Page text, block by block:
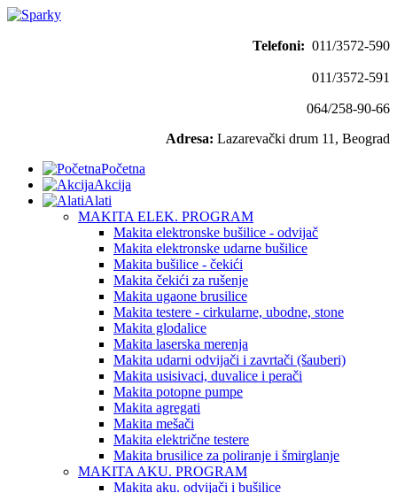
Telefoni: 011/3572-590
011/3572-591
064/258-90-66
Adresa: Lazarevački drum 11, Beograd
Početna
Akcija
Alati
MAKITA ELEK. PROGRAM
Makita elektronske bušilice - odvijač
Makita elektronske udarne bušilice
Makita bušilice - čekići
Makita čekići za rušenje
Makita ugaone brusilice
Makita testere - cirkularne, ubodne, stone
Makita glodalice
Makita laserska merenja
Makita udarni odvijači i zavrtači (šauberi)
Makita usisivaci, duvalice i perači
Makita potopne pumpe
Makita agregati
Makita mešači
Makita električne testere
Makita brusilice za poliranje i šmirglanje
MAKITA AKU. PROGRAM
Makita aku. odvijači i bušilice